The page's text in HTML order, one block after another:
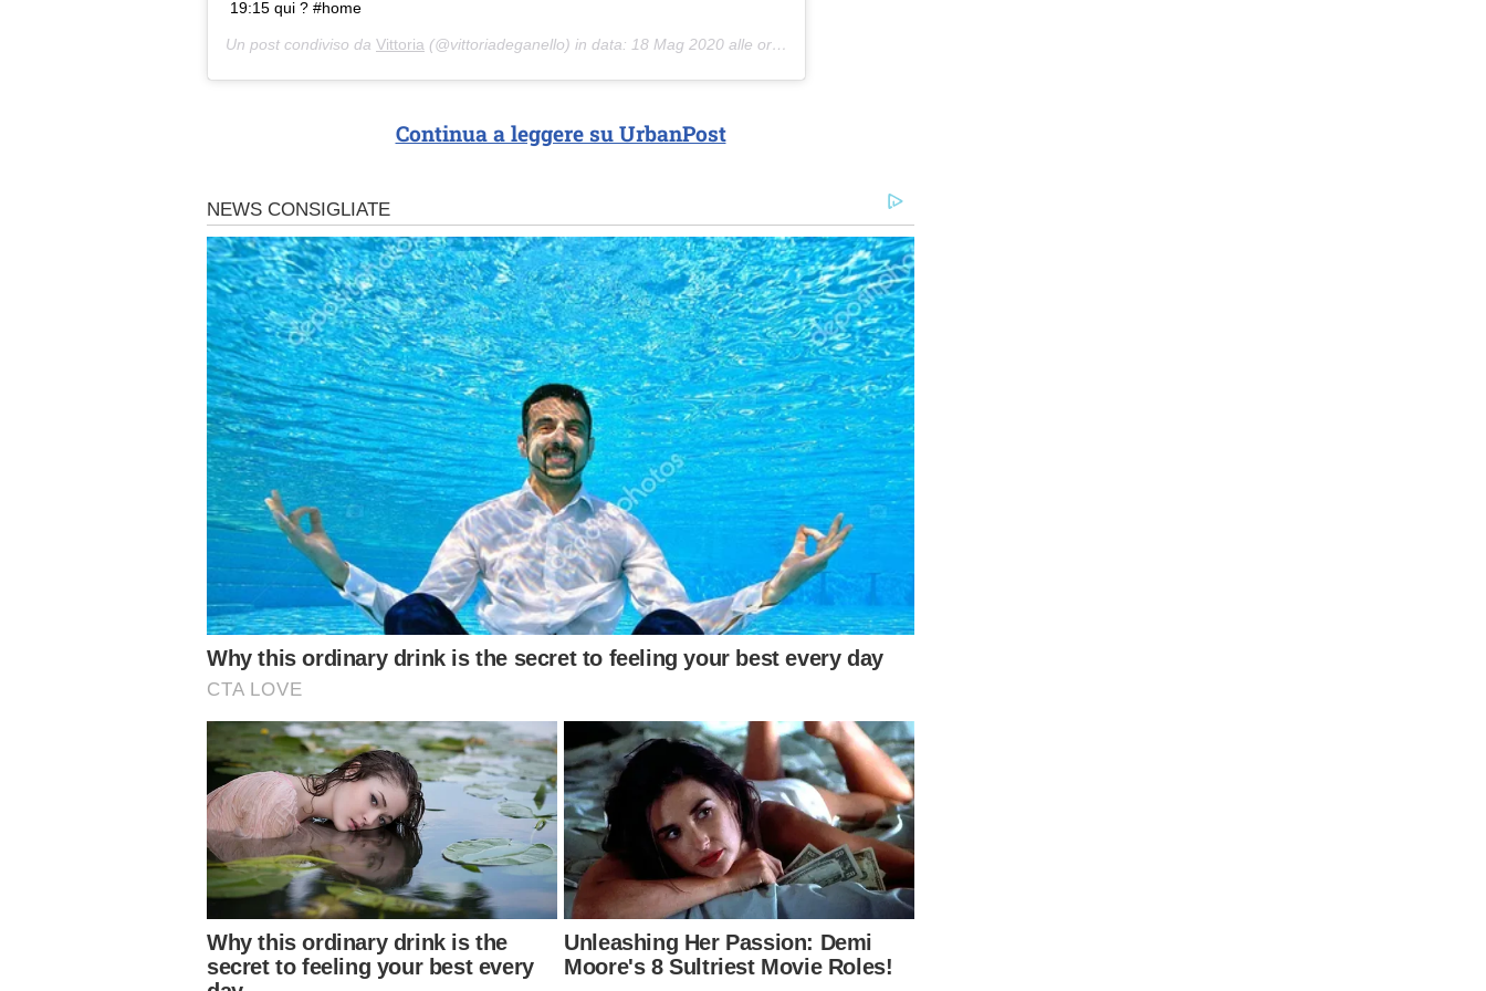
19:15 qui ? #home
Un post condiviso da Vittoria (@vittoriadeganello) in data: 18 Mag 2020 alle ore 10:19 PDT
Continua a leggere su UrbanPost